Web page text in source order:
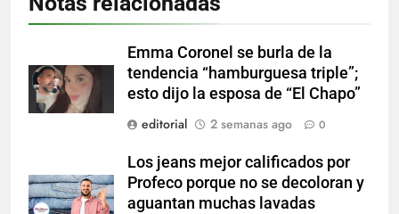
Emma Coronel se burla de la
tendencia “hamburguesa triple”;
esto dijo la esposa de “El Chapo”
editorial
2 semanas ago 0
Los jeans mejor calificados por
Profeco porque no se decoloran y
aguantan muchas lavadas